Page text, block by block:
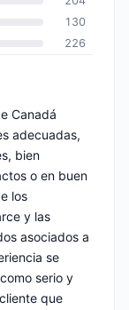
130
226
Canadá
adecuadas,
bien
o en buen
los
y las
asociados a
se
serio y
que